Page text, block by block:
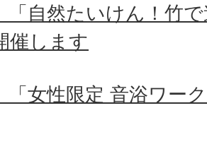
「自然たいけん！竹
催します
「女性限定 音浴ワー